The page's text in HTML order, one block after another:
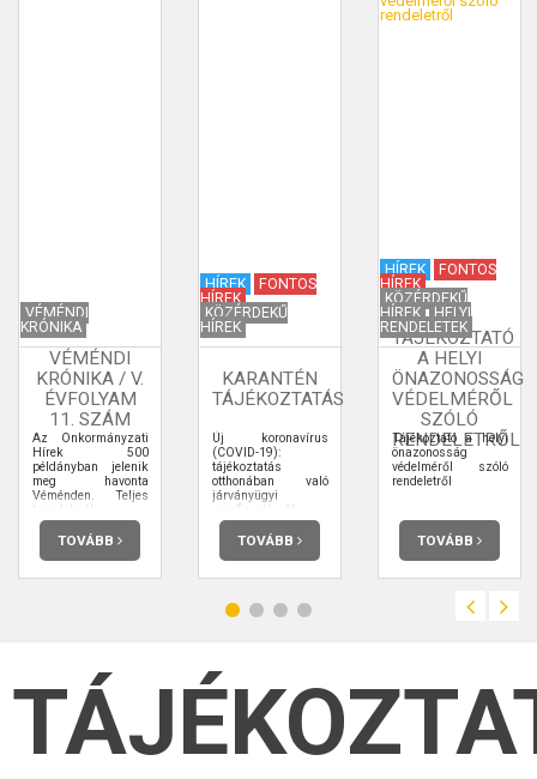
VÉMÉNDI
KRÓNIKA
VÉMÉNDI
KRÓNIKA / V.
ÉVFOLYAM
11. SZÁM
Az Önkormányzati
Hírek 500
példányban jelenik
meg havonta
Véménden. Teljes
terjedelmében
elolvashatja.
TOVÁBB
HÍREK
FONTOS
HÍREK
KÖZÉRDEKŰ
HÍREK
KARANTÉN
TÁJÉKOZTATÁS
Új koronavírus
(COVID-19):
tájékoztatás
otthonában való
járványügyi
megfigyelésről
TOVÁBB
HÍREK
FONTOS
HÍREK
KÖZÉRDEKŰ
HÍREK
HELYI
RENDELETEK
TÁJÉKOZTATÓ
A HELYI
ÖNAZONOSSÁG
VÉDELMÉRŐL
SZÓLÓ
RENDELETRŐL
Tájékoztató a helyi
önazonosság
védelméről szóló
rendeletről
TOVÁBB